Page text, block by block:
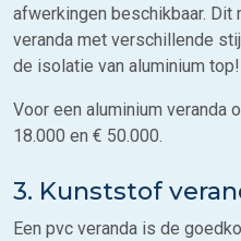
afwerkingen beschikbaar. Dit
veranda met verschillende
de isolatie van aluminium top!
Voor een aluminium veranda
18.000 en € 50.000.
3. Kunststof
Een pvc veranda is de